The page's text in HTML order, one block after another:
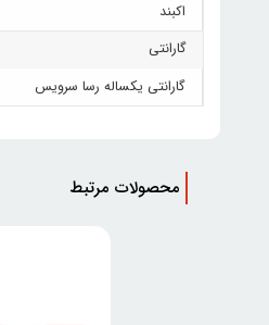
اکبند
گارانتی
گارانتی یکساله رسا سرویس
محصولات مرتبط